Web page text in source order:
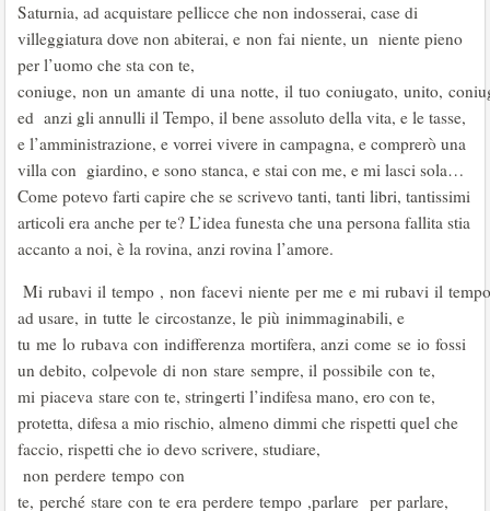
Saturnia, ad acquistare pellicce che non indosserai, case di
villeggiatura dove non abiterai, e non fai niente, un niente pieno
per l’uomo che sta con te,
coniuge, non un amante di una notte, il tuo coniugato, unito,
ed anzi gli annulli il Tempo, il bene assoluto della vita, e le tasse,
e l’amministrazione, e vorrei vivere in campagna, e comprerò una
villa con giardino, e sono stanca, e stai con me, e mi lasci sola…
Come potevo farti capire che se scrivevo tanti, tanti libri, tantissimi
articoli era anche per te? L’idea funesta che una persona fallita stia
accanto a noi, è la rovina, anzi rovina l’amore.
Mi rubavi il tempo , non facevi niente per me e mi rubavi il
ad usare, in tutte le circostanze, le più inimmaginabili, e
tu me lo rubava con indifferenza mortifera, anzi come se io fossi
un debito, colpevole di non stare sempre, il possibile con te,
mi piaceva stare con te, stringerti l’indifesa mano, ero con te,
protetta, difesa a mio rischio, almeno dimmi che rispetti quel che
faccio, rispetti che io devo scrivere, studiare,
non perdere tempo con
te, perché stare con te era perdere tempo ,parlare per parlare,